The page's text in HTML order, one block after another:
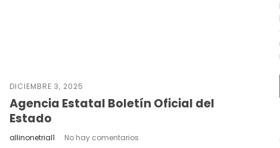
DICIEMBRE 3, 2025
Agencia Estatal Boletín Oficial del
Estado
allinonetrial1 No hay comentarios